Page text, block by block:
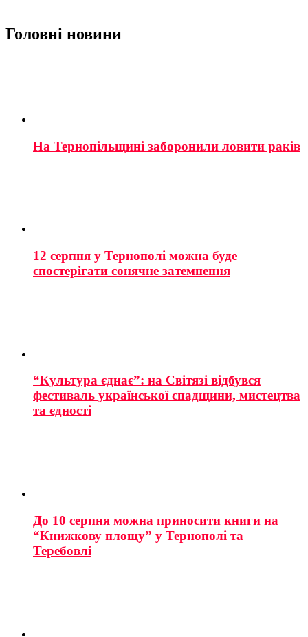
Головні новини
На Тернопільщині заборонили ловити раків
12 серпня у Тернополі можна буде
спостерігати сонячне затемнення
“Культура єднає”: на Світязі відбувся
фестиваль української спадщини, мистецтва
та єдності
До 10 серпня можна приносити книги на
“Книжкову площу” у Тернополі та
Теребовлі